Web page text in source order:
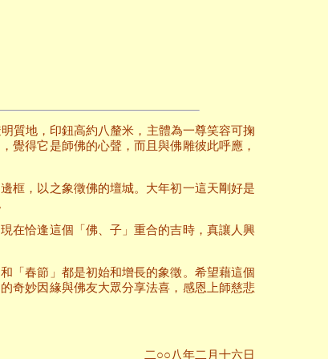
質地，印鈕高約八釐米，主體為一尊笑容可掬
覺得它是師佛的心聲，而且與佛雕彼此呼應，
框，以之象徵佛的壇城。大年初一這天剛好是
在恰逢這個「佛、子」重合的吉時，真讓人興
「春節」都是初始和增長的象徵。希望藉這個
奇妙因緣與佛友大眾分享法喜，感恩上師慈悲
二○○八年二月十六日